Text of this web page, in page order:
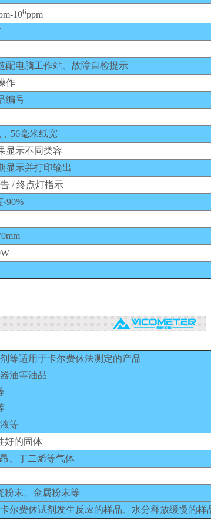
106ppm
配电脑工作站、故障自检提示
作
编号
56毫米纸宽
显示不同类容
显示并打印输出
/ 终点灯指示
等适用于卡尔费休法测定的产品
油等油品
等
好的固体
、丁二烯等气体
粉末、金属粉末等
尔费休试剂发生反应的样品、水分释放缓慢的样